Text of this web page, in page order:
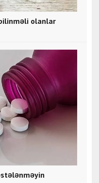
olanlar